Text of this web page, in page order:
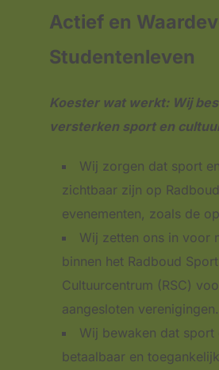
Actief en
Studentenleven
Koester wat werkt: Wij
versterken sport en
Wij zorgen dat sport
zichtbaar zijn op
evenementen, zoals de
Wij zetten ons in voor
binnen het Radboud
Cultuurcentrum (RSC)
aangesloten verenigingen.
Wij bewaken dat sport
betaalbaar en